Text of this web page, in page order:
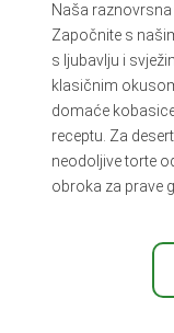
Naša
Započnite s
s ljubavlju i
klasičnim
domaće
receptu. Za
neodoljive torte
obroka za prave